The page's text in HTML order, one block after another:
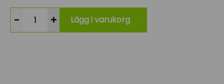
- + Lägg i varukorg